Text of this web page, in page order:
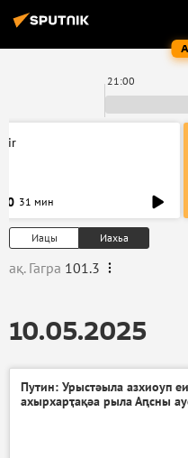
21:00
31 мин
Иацы Иахьа
ақ. Гагра 101.3
10.05.2025
Путин: Урыстәыла азхиоуп
ахырхарҭақәа рыла Аԥсны